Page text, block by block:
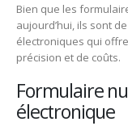
Bien que les
aujourd’hui, ils sont
électroniques qui
précision et de coûts.
Formulaire
électronique